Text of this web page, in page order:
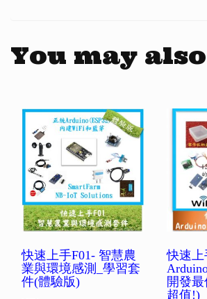
You may
快速上手F01- 智慧農
業與環境感測_學習套
件(體驗版)
快速上
開發
超值!)